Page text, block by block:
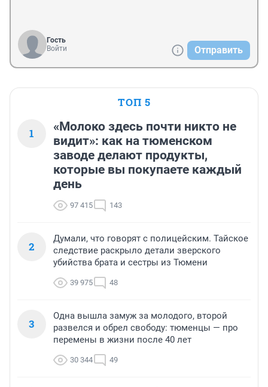
Гость
Войти
Отправить
ТОП 5
1
«Молоко здесь почти никто не
видит»: как на тюменском
заводе делают продукты,
которые вы покупаете каждый
день
97 415 143
2
Думали, что говорят с полицейским. Тайское
следствие раскрыло детали зверского
убийства брата и сестры из Тюмени
39 975 48
3
Одна вышла замуж за молодого, второй
развелся и обрел свободу: тюменцы — про
перемены в жизни после 40 лет
30 344 49